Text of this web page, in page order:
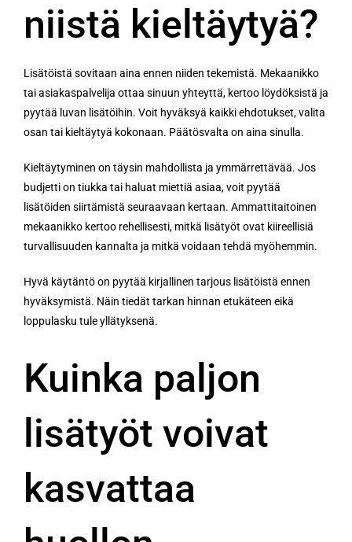
niistä kieltäytyä?
Lisätöistä sovitaan aina ennen niiden tekemistä. Mekaanikko
tai asiakaspalvelija ottaa sinuun yhteyttä, kertoo löydöksistä ja
pyytää luvan lisätöihin. Voit hyväksyä kaikki ehdotukset, valita
osan tai kieltäytyä kokonaan. Päätösvalta on aina sinulla.
Kieltäytyminen on täysin mahdollista ja ymmärrettävää. Jos
budjetti on tiukka tai haluat miettiä asiaa, voit pyytää
lisätöiden siirtämistä seuraavaan kertaan. Ammattitaitoinen
mekaanikko kertoo rehellisesti, mitkä lisätyöt ovat kiireellisiä
turvallisuuden kannalta ja mitkä voidaan tehdä myöhemmin.
Hyvä käytäntö on pyytää kirjallinen tarjous lisätöistä ennen
hyväksymistä. Näin tiedät tarkan hinnan etukäteen eikä
loppulasku tule yllätyksenä.
Kuinka paljon
lisätyöt voivat
kasvattaa